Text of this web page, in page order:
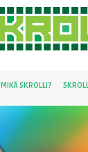
MIKÄ SKROLLI?